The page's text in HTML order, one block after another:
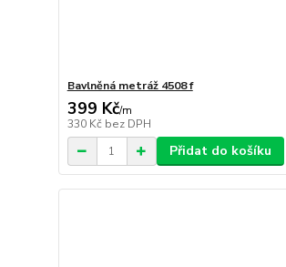
Bavlněná metráž 4508 f
399 Kč/m
330 Kč bez DPH
Přidat do košíku